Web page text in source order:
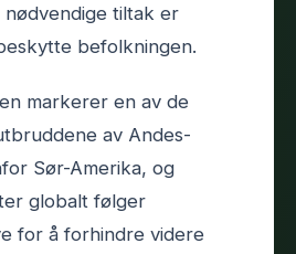
tiltak er
befolkningen.
markerer en av de
av Andes-
Sør-Amerika, og
globalt følger
for å forhindre videre